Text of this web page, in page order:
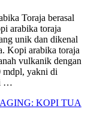
Toraja berasal
arabika toraja
unik dan dikenal
Kopi arabika toraja
vulkanik dengan
mdpl, yakni di
…